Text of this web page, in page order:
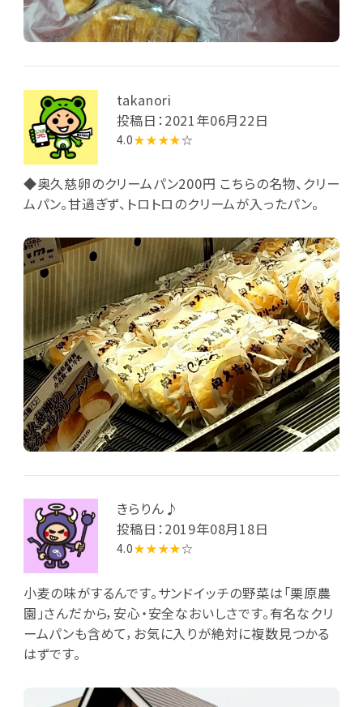
takanori
投稿日：2021年06月22日
4.0★★★★☆
◆奥久慈卵のクリームパン200円 こちらの名物、クリー
ムパン。甘過ぎず、トロトロのクリームが入ったパン。
きらりん♪
投稿日：2019年08月18日
4.0★★★★☆
小麦の味がするんです。サンドイッチの野菜は「栗原農
園」さんだから，安心・安全なおいしさです。有名なクリ
ームパンも含めて，お気に入りが絶対に複数見つかる
はずです。